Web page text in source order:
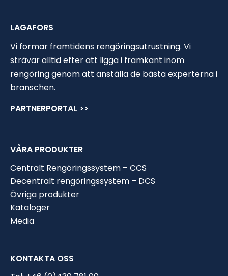
LAGAFORS
Vi formar framtidens rengöringsutrustning. Vi
strävar alltid efter att ligga i framkant inom
rengöring genom att anställa de bästa experterna i
branschen.
PARTNERPORTAL >>
VÅRA PRODUKTER
Centralt Rengöringssystem – CCS
Decentralt rengöringssystem – DCS
Övriga produkter
Kataloger
Media
KONTAKTA OSS